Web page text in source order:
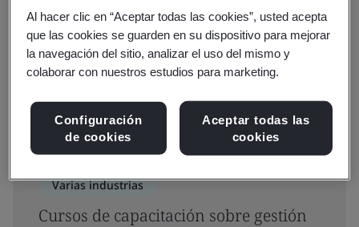
Filtros
Filtro avanzado
Mostrando 1-1 de 1 resultados
Varias industrias
Cursos de capacitación sobre gestión
Al hacer clic en “Aceptar todas las cookies”, usted acepta
que las cookies se guarden en su dispositivo para mejorar
la navegación del sitio, analizar el uso del mismo y
colaborar con nuestros estudios para marketing.
Configuración
de cookies
Aceptar todas las
cookies